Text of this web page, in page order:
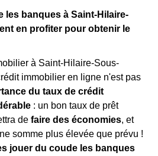
les banques à Saint-Hilaire-
en profiter pour obtenir le
à Saint-Hilaire-Sous-
immobilier en ligne n'est pas
du taux de crédit
: un bon taux de prêt
de faire des économies, et
somme plus élevée que prévu !
jouer du coude les banques